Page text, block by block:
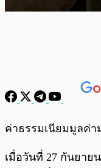
พร้อมเล่น
ค่าธรรมเนียมมูลค่
เมื่อวันที่ 27 กันยาย